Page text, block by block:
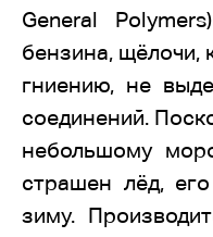
General
бензина, щёлочи,
гниению, не
соединений.
небольшому
страшен лёд,
зиму.